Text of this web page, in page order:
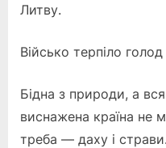
Литву.
Військо терпіло
Бідна з природи, а
виснажена країна не
треба — даху і страви.